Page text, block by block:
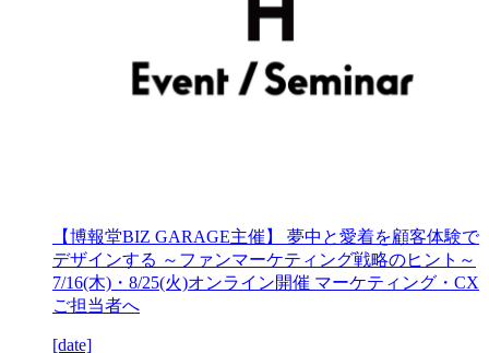
【博報堂BIZ GARAGE主催】 夢中と愛着を顧客体験で
デザインする ～ファンマーケティング戦略のヒント～
7/16(木)・8/25(火)オンライン開催 マーケティング・CX
ご担当者へ
[date]